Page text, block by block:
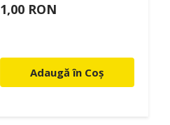
1,00 RON
Adaugă în Coș